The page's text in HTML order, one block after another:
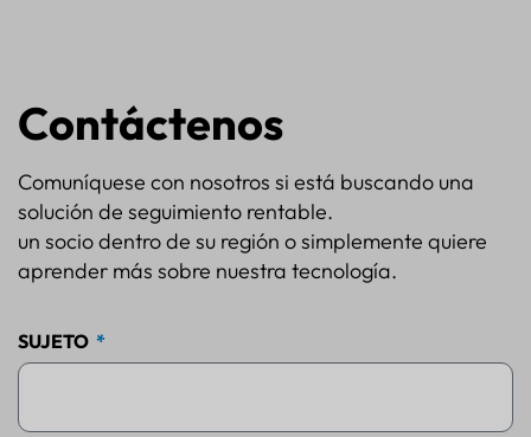
Contáctenos
Comuníquese con nosotros si está buscando una
solución de seguimiento rentable.
un socio dentro de su región o simplemente quiere
aprender más sobre nuestra tecnología.
SUJETO